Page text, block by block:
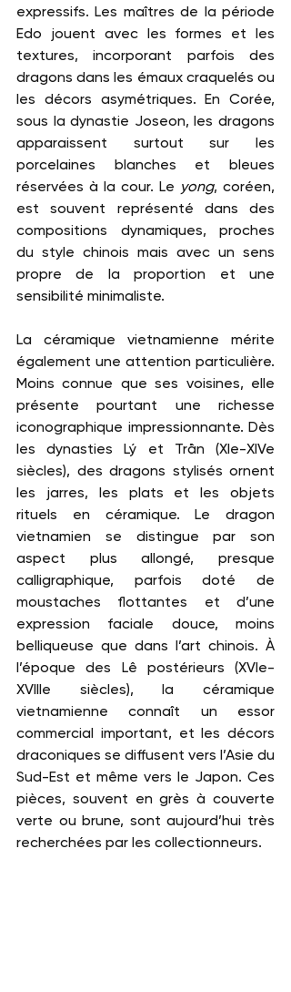
expressifs. Les maîtres de la période
Edo jouent avec les formes et les
textures, incorporant parfois des
dragons dans les émaux craquelés ou
les décors asymétriques. En Corée,
sous la dynastie Joseon, les dragons
apparaissent surtout sur les
porcelaines blanches et bleues
réservées à la cour. Le yong, coréen,
est souvent représenté dans des
compositions dynamiques, proches
du style chinois mais avec un sens
propre de la proportion et une
sensibilité minimaliste.
La céramique vietnamienne mérite
également une attention particulière.
Moins connue que ses voisines, elle
présente pourtant une richesse
iconographique impressionnante. Dès
les dynasties Lý et Trần (XIe-XIVe
siècles), des dragons stylisés ornent
les jarres, les plats et les objets
rituels en céramique. Le dragon
vietnamien se distingue par son
aspect plus allongé, presque
calligraphique, parfois doté de
moustaches flottantes et d’une
expression faciale douce, moins
belliqueuse que dans l’art chinois. À
l’époque des Lê postérieurs (XVIe-
XVIIIe siècles), la céramique
vietnamienne connaît un essor
commercial important, et les décors
draconiques se diffusent vers l’Asie du
Sud-Est et même vers le Japon. Ces
pièces, souvent en grès à couverte
verte ou brune, sont aujourd’hui très
recherchées par les collectionneurs.